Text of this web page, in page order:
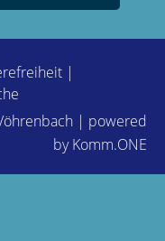
|
| powered
byKomm.ONE